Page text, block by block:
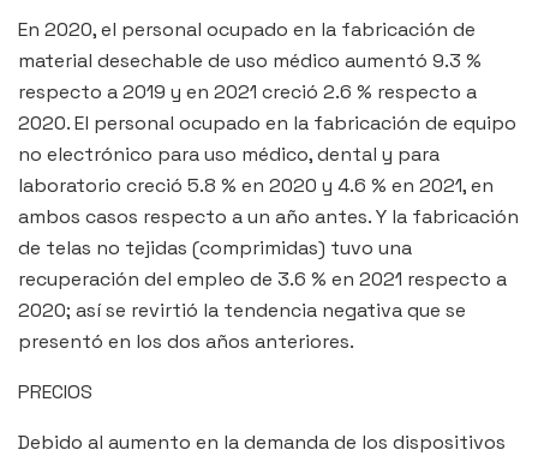
En 2020, el personal ocupado en la fabricación de
material desechable de uso médico aumentó 9.3 %
respecto a 2019 y en 2021 creció 2.6 % respecto a
2020. El personal ocupado en la fabricación de equipo
no electrónico para uso médico, dental y para
laboratorio creció 5.8 % en 2020 y 4.6 % en 2021, en
ambos casos respecto a un año antes. Y la fabricación
de telas no tejidas (comprimidas) tuvo una
recuperación del empleo de 3.6 % en 2021 respecto a
2020; así se revirtió la tendencia negativa que se
presentó en los dos años anteriores.
PRECIOS
Debido al aumento en la demanda de los dispositivos